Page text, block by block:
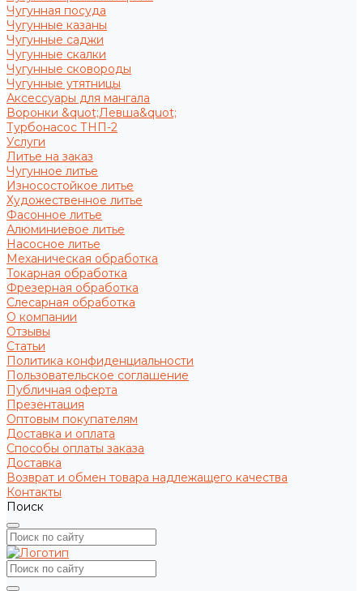
Чугунная посуда
Чугунные казаны
Чугунные саджи
Чугунные скалки
Чугунные сковороды
Чугунные утятницы
Аксессуары для мангала
Воронки &quot;Левша&quot;
Турбонасос ТНП-2
Услуги
Литье на заказ
Чугунное литье
Износостойкое литье
Художественное литье
Фасонное литье
Алюминиевое литье
Насосное литье
Механическая обработка
Токарная обработка
Фрезерная обработка
Слесарная обработка
О компании
Отзывы
Статьи
Политика конфиденциальности
Пользовательское соглашение
Публичная оферта
Презентация
Оптовым покупателям
Доставка и оплата
Способы оплаты заказа
Доставка
Возврат и обмен товара надлежащего качества
Контакты
Поиск